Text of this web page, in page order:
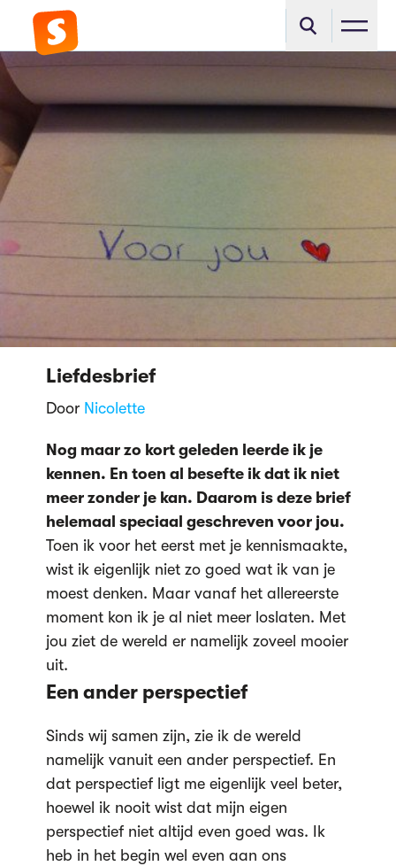
Liefdesbrief
Door Nicolette
Nog maar zo kort geleden leerde ik je
kennen. En toen al besefte ik dat ik niet
meer zonder je kan. Daarom is deze brief
helemaal speciaal geschreven voor jou.
Toen ik voor het eerst met je kennismaakte,
wist ik eigenlijk niet zo goed wat ik van je
moest denken. Maar vanaf het allereerste
moment kon ik je al niet meer loslaten. Met
jou ziet de wereld er namelijk zoveel mooier
uit.
Een ander perspectief
Sinds wij samen zijn, zie ik de wereld
namelijk vanuit een ander perspectief. En
dat perspectief ligt me eigenlijk veel beter,
hoewel ik nooit wist dat mijn eigen
perspectief niet altijd even goed was. Ik
heb in het begin wel even aan ons